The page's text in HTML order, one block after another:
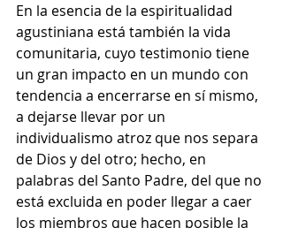
En la esencia de la espiritualidad
agustiniana está también la vida
comunitaria, cuyo testimonio tiene
un gran impacto en un mundo con
tendencia a encerrarse en sí mismo,
a dejarse llevar por un
individualismo atroz que nos separa
de Dios y del otro; hecho, en
palabras del Santo Padre, del que no
está excluida en poder llegar a caer
los miembros que hacen posible la